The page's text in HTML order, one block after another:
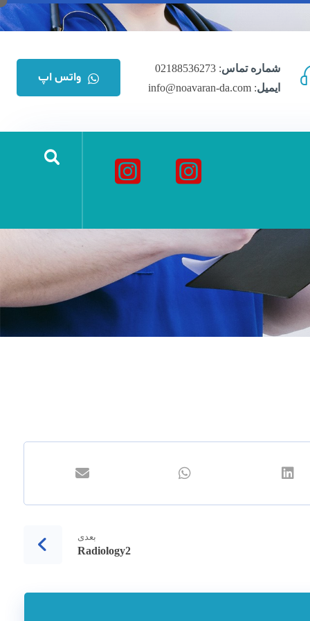
واتس اپ
شماره تماس: 02188536273
ایمیل: info@noavaran-da.com
بعدی
Radiology2